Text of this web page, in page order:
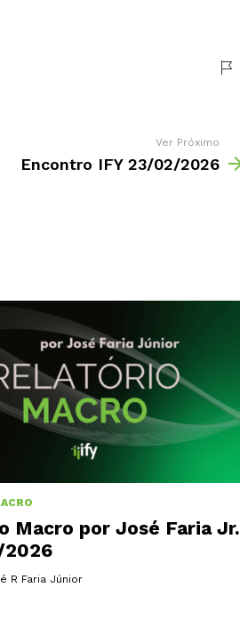
Ver Próximo
Encontro IFY 23/02/2026
Macro por José Faria Jr.
R Faria Júnior